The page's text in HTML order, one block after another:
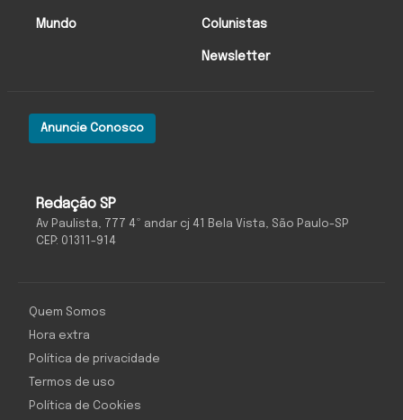
Redação SP
Av Paulista, 777 4º andar cj 41 Bela Vista, São Paulo-SP
CEP: 01311-914
Anuncie Conosco
Mundo Colunistas
Newsletter
Quem Somos
Hora extra
Política de privacidade
Termos de uso
Política de Cookies